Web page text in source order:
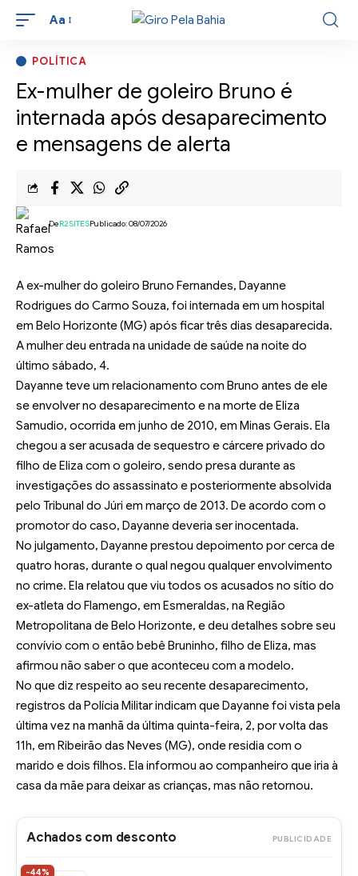
Aa
POLÍTICA
Ex-mulher de goleiro Bruno é
internada após desaparecimento
e mensagens de alerta
DeR2SITESPublicado: 08/07/2026
A ex-mulher do goleiro Bruno Fernandes, Dayanne
Rodrigues do Carmo Souza, foi internada em um hospital
em Belo Horizonte (MG) após ficar três dias desaparecida.
A mulher deu entrada na unidade de saúde na noite do
último sábado, 4.
Dayanne teve um relacionamento com Bruno antes de ele
se envolver no desaparecimento e na morte de Eliza
Samudio, ocorrida em junho de 2010, em Minas Gerais. Ela
chegou a ser acusada de sequestro e cárcere privado do
filho de Eliza com o goleiro, sendo presa durante as
investigações do assassinato e posteriormente absolvida
pelo Tribunal do Júri em março de 2013. De acordo com o
promotor do caso, Dayanne deveria ser inocentada.
No julgamento, Dayanne prestou depoimento por cerca de
quatro horas, durante o qual negou qualquer envolvimento
no crime. Ela relatou que viu todos os acusados no sítio do
ex-atleta do Flamengo, em Esmeraldas, na Região
Metropolitana de Belo Horizonte, e deu detalhes sobre seu
convívio com o então bebê Bruninho, filho de Eliza, mas
afirmou não saber o que aconteceu com a modelo.
No que diz respeito ao seu recente desaparecimento,
registros da Polícia Militar indicam que Dayanne foi vista pela
última vez na manhã da última quinta-feira, 2, por volta das
11h, em Ribeirão das Neves (MG), onde residia com o
marido e dois filhos. Ela informou ao companheiro que iria à
casa da mãe para deixar as crianças, mas não retornou.
Achados com desconto PUBLICIDADE
-44%